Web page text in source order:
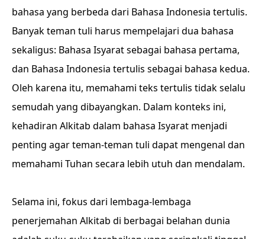
bahasa yang berbeda dari Bahasa Indonesia tertulis.
Banyak teman tuli harus mempelajari dua bahasa
sekaligus: Bahasa Isyarat sebagai bahasa pertama,
dan Bahasa Indonesia tertulis sebagai bahasa kedua.
Oleh karena itu, memahami teks tertulis tidak selalu
semudah yang dibayangkan. Dalam konteks ini,
kehadiran Alkitab dalam bahasa Isyarat menjadi
penting agar teman-teman tuli dapat mengenal dan
memahami Tuhan secara lebih utuh dan mendalam.
Selama ini, fokus dari lembaga-lembaga
penerjemahan Alkitab di berbagai belahan dunia